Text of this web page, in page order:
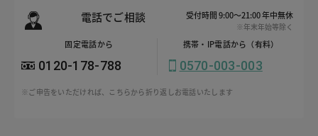
電話でご相談 受付時間 9:00～21:00 年中無休
※年末年始等除く
固定電話から
0120-178-788
携帯・IP電話から（有料）
0570-003-003
※ご申告をいただければ、こちらから折り返しお電話いたします